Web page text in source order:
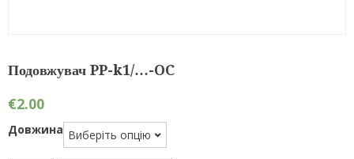
Подовжувач PP-k1/…-OC
€2.00
Довжина